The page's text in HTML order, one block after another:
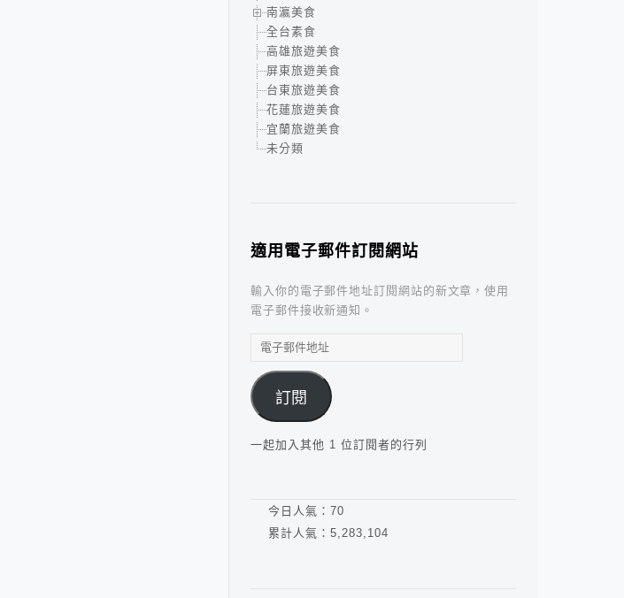
南瀛美食
全台素食
高雄旅遊美食
屏東旅遊美食
台東旅遊美食
花蓮旅遊美食
宜蘭旅遊美食
未分類
適用電子郵件訂閱網站
輸入你的電子郵件地址訂閱網站的新文章，使用
電子郵件接收新通知。
電
郵
件
地
址
訂閱
一起加入其他 1 位訂閱者的行列
今日人氣： 70
累計人氣： 5,283,104